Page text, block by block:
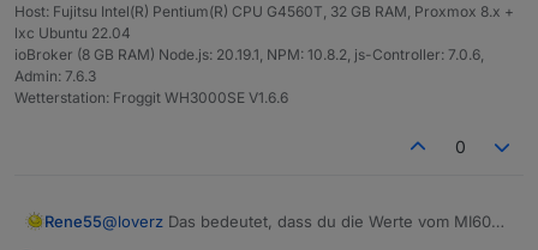
Host: Fujitsu Intel(R) Pentium(R) CPU G4560T, 32 GB RAM, Proxmox 8.x +
lxc Ubuntu 22.04
ioBroker (8 GB RAM) Node.js: 20.19.1, NPM: 10.8.2, js-Controller: 7.0.6,
Admin: 7.6.3
Wetterstation: Froggit WH3000SE V1.6.6
0
Rene55@loverz Das bedeutet, dass du die Werte vom MI600